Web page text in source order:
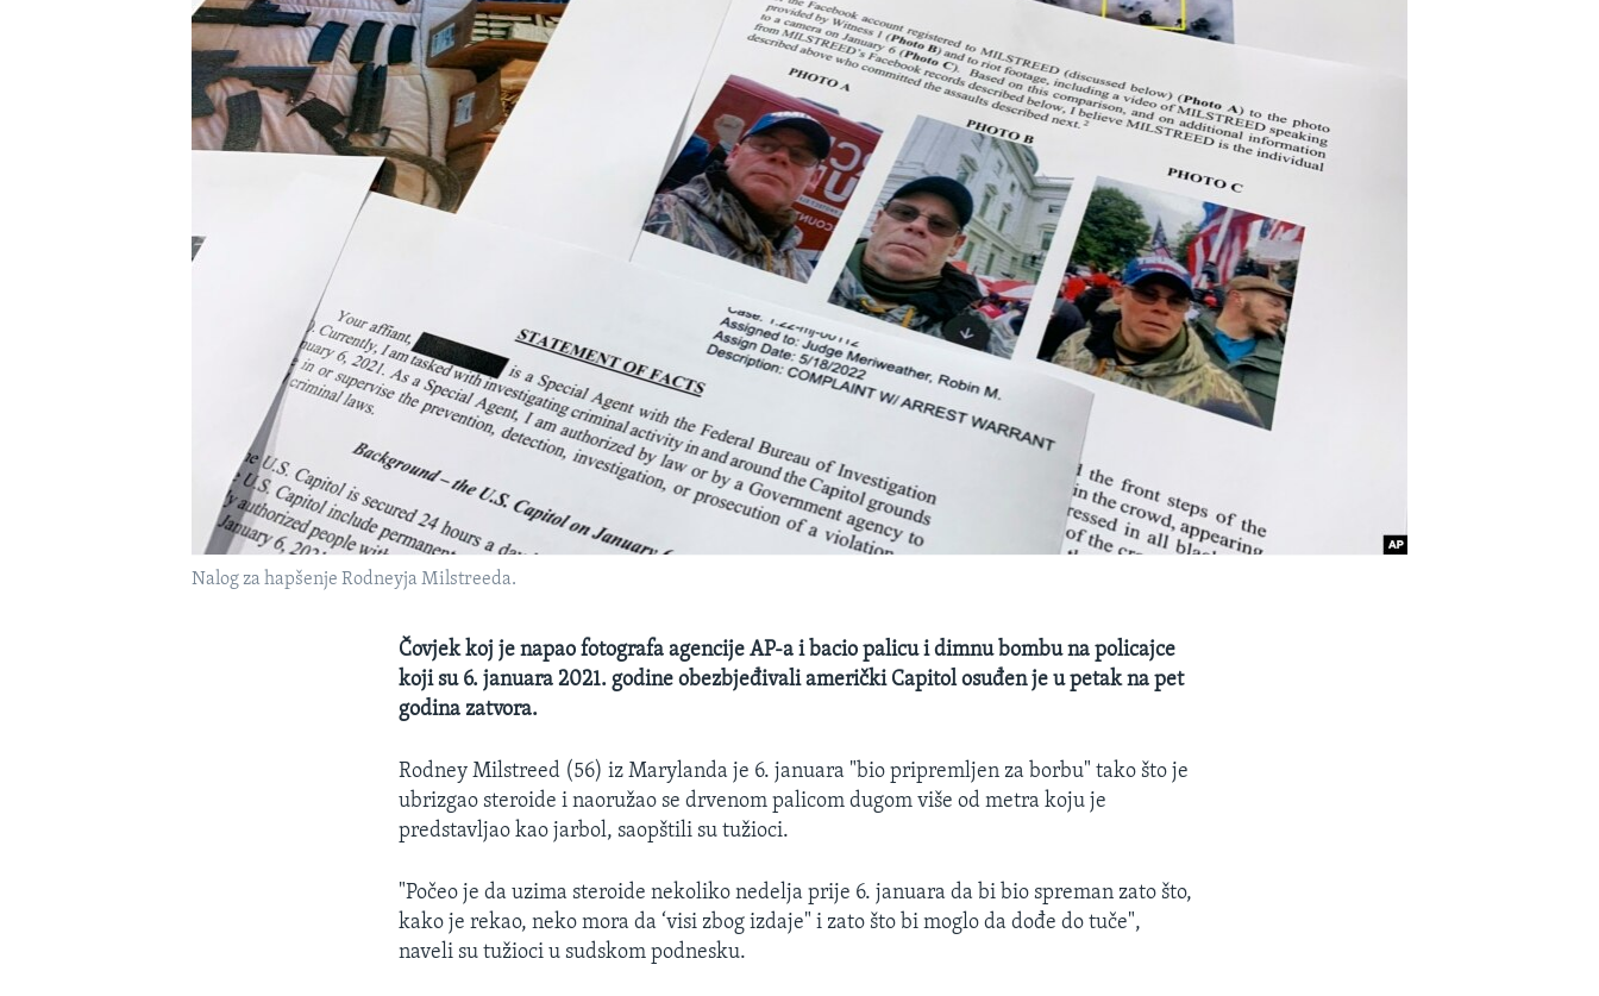
Nalog za hapšenje Rodneyja Milstreeda.
Čovjek koj je napao fotografa agencije AP-a i bacio palicu i dimnu bombu na policajce
koji su 6. januara 2021. godine obezbjeđivali američki Capitol osuđen je u petak na pet
godina zatvora.
Rodney Milstreed (56) iz Marylanda je 6. januara "bio pripremljen za borbu" tako što je
ubrizgao steroide i naoružao se drvenom palicom dugom više od metra koju je
predstavljao kao jarbol, saopštili su tužioci.
"Počeo je da uzima steroide nekoliko nedelja prije 6. januara da bi bio spreman zato što,
kako je rekao, neko mora da ‘visi zbog izdaje" i zato što bi moglo da dođe do tuče",
naveli su tužioci u sudskom podnesku.